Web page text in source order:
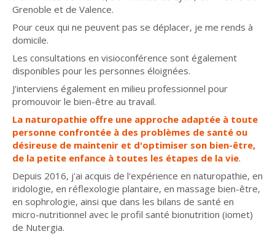
Grenoble et de Valence.
Pour ceux qui ne peuvent pas se déplacer, je me rends à
domicile.
Les consultations en visioconférence sont également
disponibles pour les personnes éloignées.
J'interviens également en milieu professionnel pour
promouvoir le bien-être au travail.
La naturopathie offre une approche adaptée à toute
personne confrontée à des problèmes de santé ou
désireuse de maintenir et d'optimiser son bien-être,
de la petite enfance à toutes les étapes de la vie.
Depuis 2016, j'ai acquis de l'expérience en naturopathie, en
iridologie, en réflexologie plantaire, en massage bien-être,
en sophrologie, ainsi que dans les bilans de santé en
micro-nutritionnel avec le profil santé bionutrition (iomet)
de Nutergia.